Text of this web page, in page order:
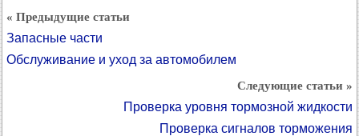
« Предыдущие статьи
Запасные части
Обслуживание и уход за автомобилем
Следующие статьи »
Проверка уровня тормозной жидкости
Проверка сигналов торможения